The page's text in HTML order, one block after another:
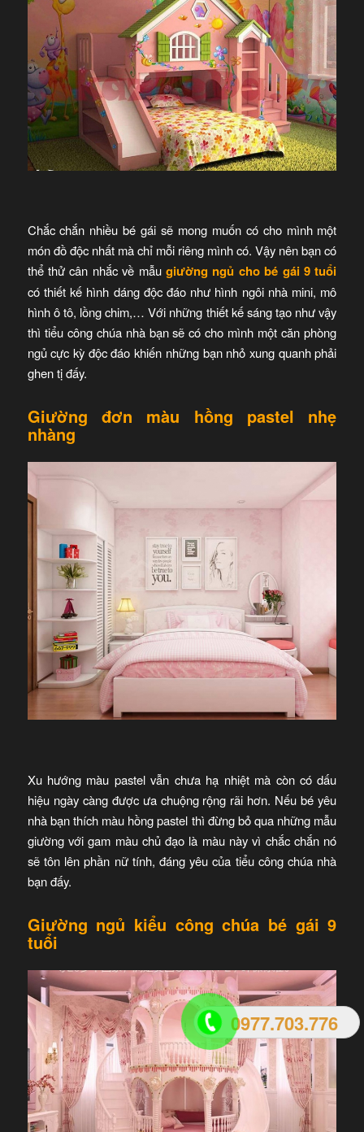
0977.703.776
Chắc chắn nhiều bé gái sẽ mong muốn có cho mình một
món đồ độc nhất mà chỉ mỗi riêng mình có. Vậy nên bạn có
thể thử cân nhắc về mẫu giường ngủ cho bé gái 9 tuổi
có thiết kế hình dáng độc đáo như hình ngôi nhà mini, mô
hình ô tô, lồng chim,… Với những thiết kế sáng tạo như vậy
thì tiểu công chúa nhà bạn sẽ có cho mình một căn phòng
ngủ cực kỳ độc đáo khiến những bạn nhỏ xung quanh phải
ghen tị đấy.
Giường đơn màu hồng pastel nhẹ
nhàng
Xu hướng màu pastel vẫn chưa hạ nhiệt mà còn có dấu
hiệu ngày càng được ưa chuộng rộng rãi hơn. Nếu bé yêu
nhà bạn thích màu hồng pastel thì đừng bỏ qua những mẫu
giường với gam màu chủ đạo là màu này vì chắc chắn nó
sẽ tôn lên phần nữ tính, đáng yêu của tiểu công chúa nhà
bạn đấy.
Giường ngủ kiểu công chúa bé gái 9
tuổi